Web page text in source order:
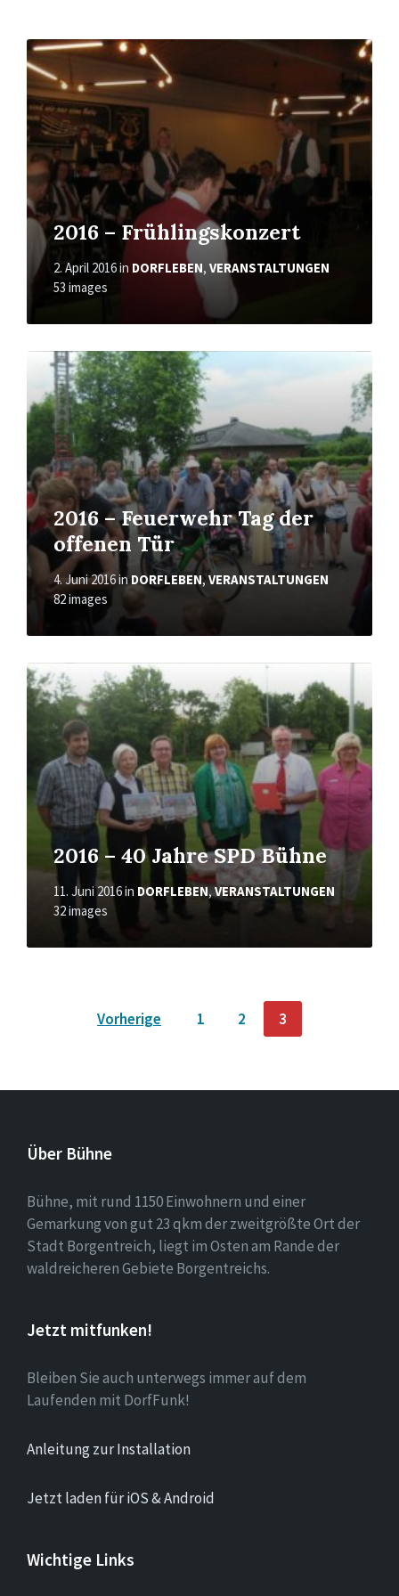
2016 – Frühlingskonzert
2. April 2016in DORFLEBEN, VERANSTALTUNGEN
53 images
Open
Gallery
2016 – Feuerwehr Tag der
offenen Tür
4. Juni 2016inDORFLEBEN,VERANSTALTUNGEN
82 images
Open
Gallery
2016 – 40 Jahre SPD Bühne
11. Juni 2016in DORFLEBEN,VERANSTALTUNGEN
32 images
Open
Gallery
Seitennummerierung
Beiträge
Vorherige 1 2 3
Über Bühne
Bühne, mit rund 1150 Einwohnern und einer
Gemarkung von gut 23 qkm der zweitgrößte Ort der
Stadt Borgentreich, liegt im Osten am Rande der
waldreicheren Gebiete Borgentreichs.
Jetzt mitfunken!
Bleiben Sie auch unterwegs immer auf dem
Laufenden mit DorfFunk!
Anleitung zur Installation
Jetzt laden für iOS & Android
Wichtige Links